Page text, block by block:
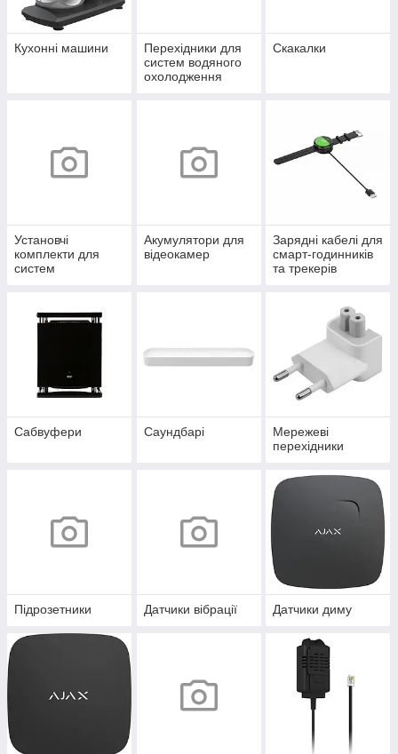
Кухонні машини
Перехідники для
систем водяного
охолодження
Скакалки
Установчі
комплекти для
систем
Акумулятори для
відеокамер
Зарядні кабелі для
смарт-годинників
та трекерів
Сабвуфери Саундбарі
Мережеві
перехідники
Підрозетники Датчики вібрації Датчики диму